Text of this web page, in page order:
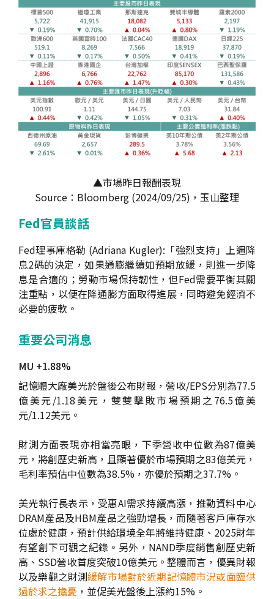
▲市場昨日報酬表現
Source：Bloomberg (2024/09/25)，玉山整理
Fed官員談話
Fed理事庫格勒 (Adriana Kugler):「強烈支持」上週降
息2碼的決定，如果通膨繼續如預期放緩，則進一步降
息是合適的；勞動市場保持韌性，但Fed需要平衡其關
注重點，以便在降通膨方面取得進展，同時避免經濟不
必要的疲軟。
重要公司消息
MU +1.88%
記憶體大廠美光於盤後公布財報，營收/EPS分別為77.5
億美元/1.18美元，雙雙擊敗市場預期之76.5億美
元/1.12美元。
財測方面表現亦相當亮眼，下季營收中位數為87億美
元，將創歷史新高，且顯著優於市場預期之83億美元，
毛利率預估中位數為38.5%，亦優於預期之37.7%。
美光執行長表示，受惠AI需求持續高漲，推動資料中心
DRAM產品及HBM產品之強勁增長，而隨著客戶庫存水
位處於健康，預計供給環境全年將維持健康、2025財年
有望創下可觀之紀錄。另外，NAND季度銷售創歷史新
高、SSD營收首度突破10億美元。整體而言，優異財報
以及樂觀之財測緩解市場對於近期記憶體市況或面臨供
過於求之擔憂 ，並促美光盤後上漲約15%。